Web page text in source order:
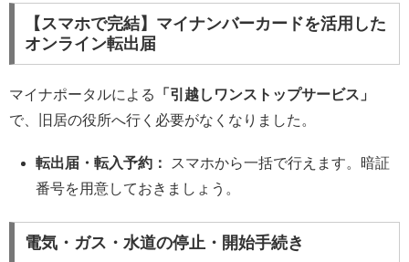
【スマホで完結】マイナンバーカードを活用した
オンライン転出届
マイナポータルによる
「引越しワンストップサービス」
で、旧居の役所へ行く必要がなくなりました。
転出届・転入予約：
スマホから一括で行えます。暗証
番号を用意しておきましょう。
電気・ガス・水道の停止・開始手続き